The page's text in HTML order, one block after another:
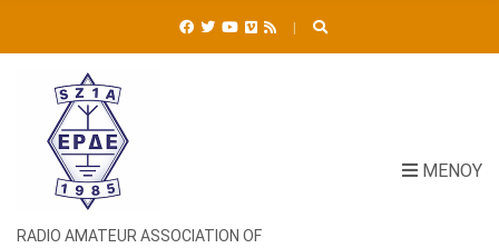
RADIO AMATEUR ASSOCIATION OF
ΜΕΝΟΎ